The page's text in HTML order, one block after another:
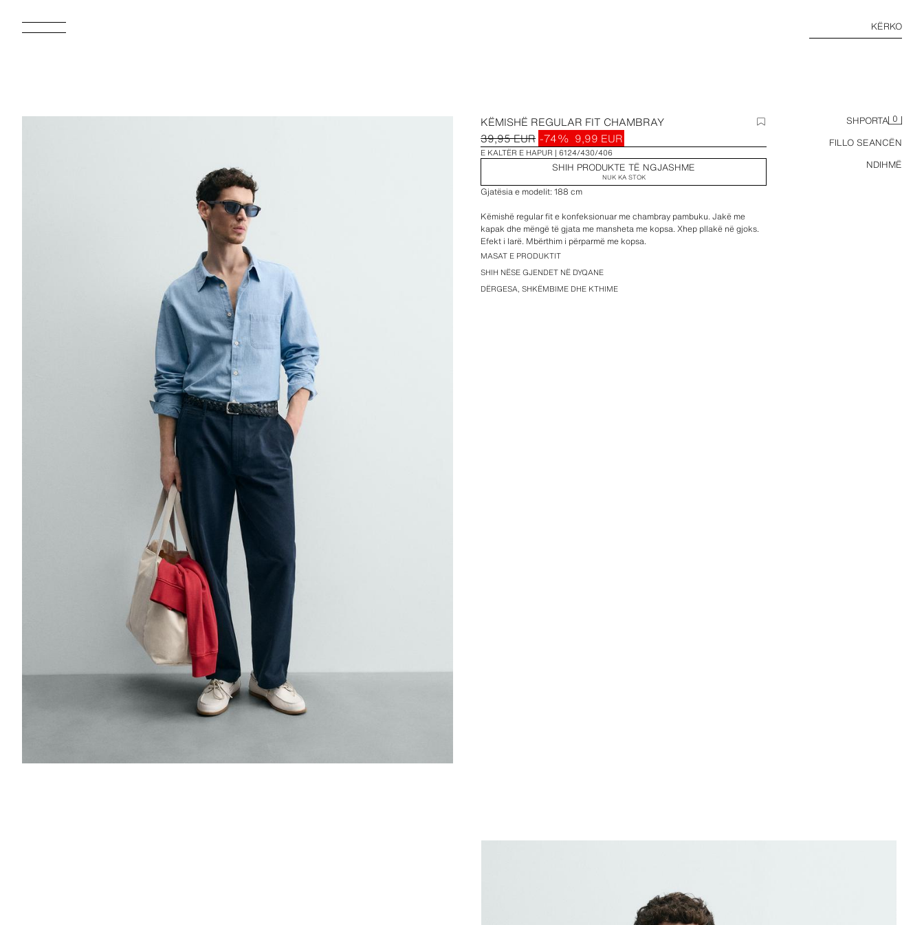
KËRKO
SHPORTA 0
FILLO SEANCËN
NDIHMË
KËMISHË REGULAR FIT CHAMBRAY
39,95 EUR -74% 9,99 EUR
E KALTËR E HAPUR 6124/430/406
SHIH PRODUKTE TË NGJASHME
NUK KA STOK
Gjatësia e modelit: 188 cm
Këmishë regular fit e konfeksionuar me chambray pambuku. Jakë me
kapak dhe mëngë të gjata me mansheta me kopsa. Xhep pllakë në gjoks.
Efekt i larë. Mbërthim i përparmë me kopsa.
MASAT E PRODUKTIT
SHIH NËSE GJENDET NË DYQANE
DËRGESA, SHKËMBIME DHE KTHIME